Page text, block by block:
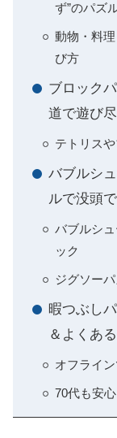
ず”のパズ
動物・料
び方
ブロック
道で遊び
テトリス
バブルシ
ルで没頭
バブルシ
ック
ジグソー
暇つぶし
＆よくあ
オフライ
70代も安